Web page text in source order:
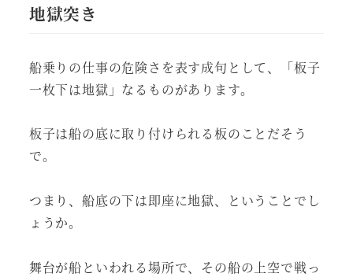
地獄突き
船乗りの仕事の危険さを表す成句として、「板子
一枚下は地獄」なるものがあります。
板子は船の底に取り付けられる板のことだそう
で。
つまり、船底の下は即座に地獄、ということでし
ょうか。
舞台が船といわれる場所で、その船の上空で戦っ